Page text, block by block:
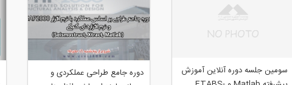
سومین جلسه دوره آنلاین آموزش
دوره جامع طراحی عملکردی و